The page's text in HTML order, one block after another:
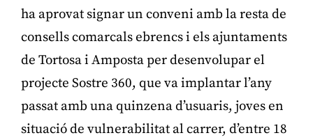
ha aprovat signar un conveni amb la resta de
consells comarcals ebrencs i els ajuntaments
de Tortosa i Amposta per desenvolupar el
projecte Sostre 360, que va implantar l’any
passat amb una quinzena d’usuaris, joves en
situació de vulnerabilitat al carrer, d’entre 18